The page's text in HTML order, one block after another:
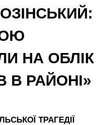
НА ОБЛІК
В РАЙОНІ»
ТРАГЕДІЇ